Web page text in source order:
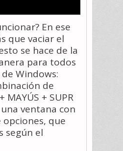
En ese
que vaciar el
se hace de la
para todos
Windows:
de
MAYÚS + SUPR
ventana con
opciones, que
según el